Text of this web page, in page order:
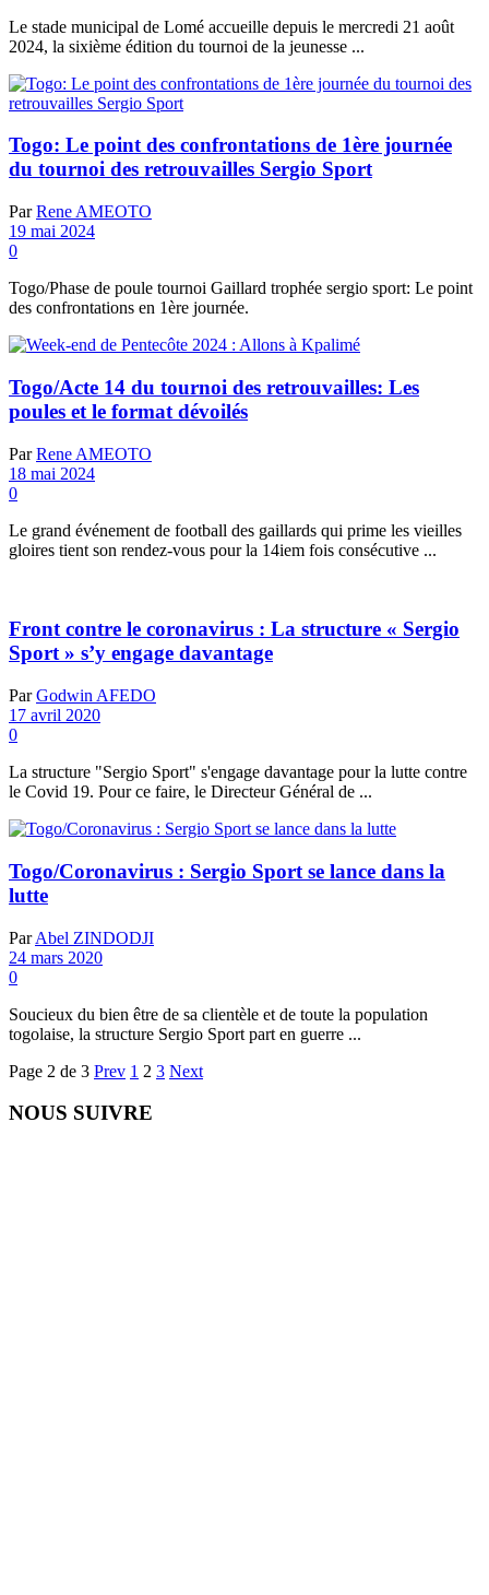
Le stade municipal de Lomé accueille depuis le mercredi 21 août
2024, la sixième édition du tournoi de la jeunesse ...
Togo: Le point des confrontations de 1ère journée
du tournoi des retrouvailles Sergio Sport
Par Rene AMEOTO
19 mai 2024
0
Togo/Phase de poule tournoi Gaillard trophée sergio sport: Le point
des confrontations en 1ère journée.
Togo/Acte 14 du tournoi des retrouvailles: Les
poules et le format dévoilés
Par Rene AMEOTO
18 mai 2024
0
Le grand événement de football des gaillards qui prime les vieilles
gloires tient son rendez-vous pour la 14iem fois consécutive ...
Front contre le coronavirus : La structure « Sergio
Sport » s’y engage davantage
Par Godwin AFEDO
17 avril 2020
0
La structure "Sergio Sport" s'engage davantage pour la lutte contre
le Covid 19. Pour ce faire, le Directeur Général de ...
Togo/Coronavirus : Sergio Sport se lance dans la
lutte
Par Abel ZINDODJI
24 mars 2020
0
Soucieux du bien être de sa clientèle et de toute la population
togolaise, la structure Sergio Sport part en guerre ...
Page 2 de 3 Prev 1 2 3 Next
NOUS SUIVRE